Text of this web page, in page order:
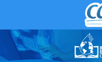
conteúdo